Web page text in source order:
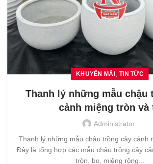
KHUYẾN MÃI, TIN TỨC
Thanh lý những mẫu chậu
cảnh miệng tròn và
Administrator
Thanh lý những mẫu chậu trồng cây cảnh
Đây là tổng hợp các mẫu chậu trồng cây
tròn, bo, miệng rộng...